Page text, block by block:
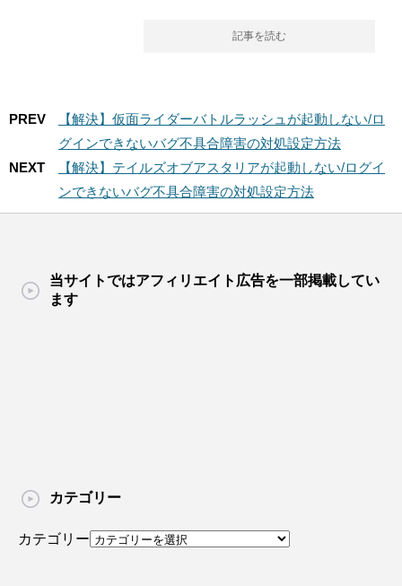
記事を読む
PREV
【解決】仮面ライダーバトルラッシュが起動しない/ロ
グインできないバグ不具合障害の対処設定方法
NEXT
【解決】テイルズオブアスタリアが起動しない/ログイ
ンできないバグ不具合障害の対処設定方法
当サイトではアフィリエイト広告を一部掲載してい
ます
カテゴリー
カテゴリー